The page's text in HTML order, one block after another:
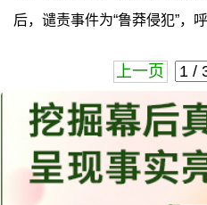
后，谴责事件为“鲁莽侵犯”，
上一页